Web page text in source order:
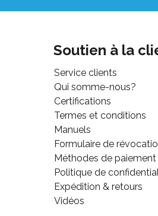
Soutien à la
Service clients
Qui somme-nous?
Certifications
Termes et conditions
Manuels
Formulaire de
Méthodes de paiement
Politique de
Expédition & retours
Vidéos